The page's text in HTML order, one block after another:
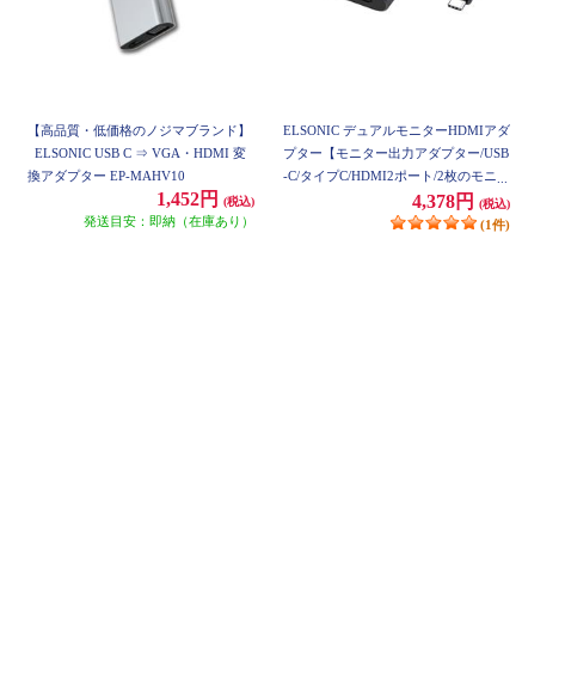
【高品質・低価格のノジマブランド】
ELSONIC USB C ⇒ VGA・HDMI 変
換アダプター EP-MAHV10
1,452円 (税込)
発送目安：即納（在庫あり）
ELSONIC デュアルモニターHDMIアダ
プター【モニター出力アダプター/USB
-C/タイプC/HDMI2ポート/2枚のモニタ
ーに出力可能】 ECF-MACAH2
4,378円 (税込)
(1件)